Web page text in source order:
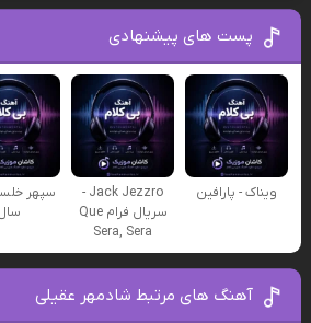
پست های پیشنهادی
ویناک - پارافین
Jack Jezzro -
سریال فرام Que
Sera, Sera
سپهر
آهنگ های مرتبط شادمهر عقیلی